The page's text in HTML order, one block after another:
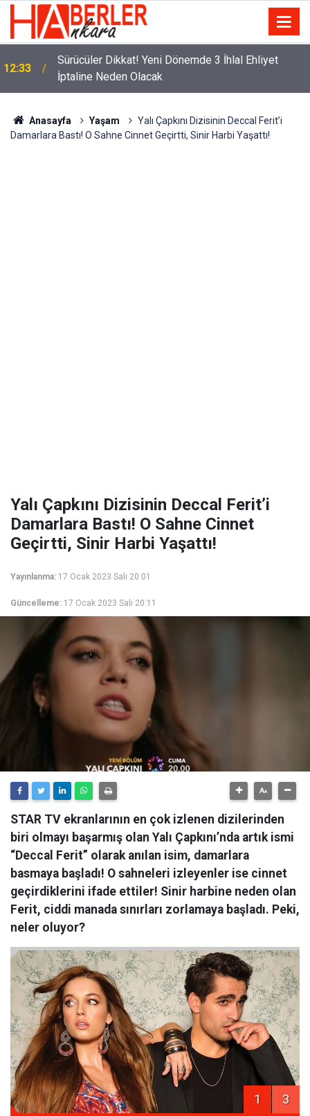
12:33
Sürücüler Dikkat! Yeni Dönemde 3 İhlal Ehliyet
İptaline Neden Olacak
Anasayfa Yaşam
Yalı Çapkını Dizisinin Deccal Ferit’i
Damarlara Bastı! O Sahne Cinnet Geçirtti, Sinir Harbi Yaşattı!
Yalı Çapkını Dizisinin Deccal Ferit’i
Damarlara Bastı! O Sahne Cinnet
Geçirtti, Sinir Harbi Yaşattı!
Yayınlanma: 17 Ocak 2023 Salı 20:01
Güncelleme: 17 Ocak 2023 Salı 20:11
STAR TV ekranlarının en çok izlenen dizilerinden
biri olmayı başarmış olan Yalı Çapkını’nda artık ismi
“Deccal Ferit” olarak anılan isim, damarlara
basmaya başladı! O sahneleri izleyenler ise cinnet
geçirdiklerini ifade ettiler! Sinir harbine neden olan
Ferit, ciddi manada sınırları zorlamaya başladı. Peki,
neler oluyor?
1 3